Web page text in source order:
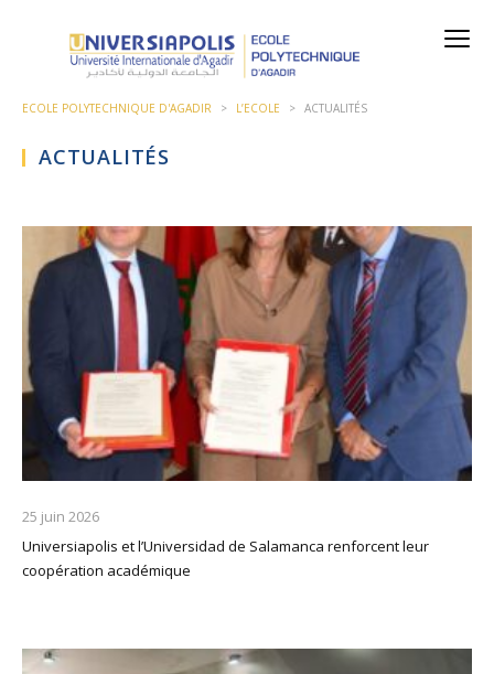
ECOLE POLYTECHNIQUE D'AGADIR > L’ECOLE > ACTUALITÉS
ACTUALITÉS
25 juin 2026
Universiapolis et l’Universidad de Salamanca renforcent leur
coopération académique